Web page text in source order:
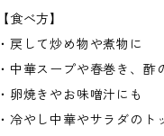
【食べ方】
・戻して炒め物や煮物に
・中華スープや春巻き、酢
・卵焼きやお味噌汁にも
・冷やし中華やサラダのト